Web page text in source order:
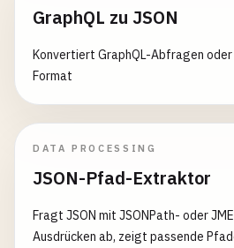
GraphQL zu JSON
Konvertiert GraphQL-Abfragen
Format
DATA PROCESSING
JSON-Pfad-Extraktor
Fragt JSON mit JSONPath- oder
Ausdrücken ab, zeigt passende